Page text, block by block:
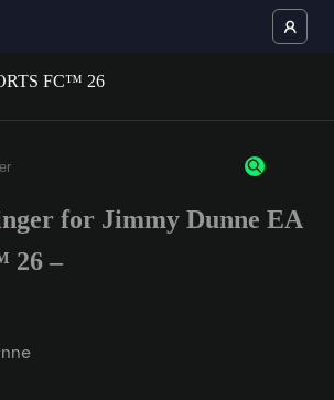
of 3 characters or numbers
for Jimmy Dunne EA
26 –